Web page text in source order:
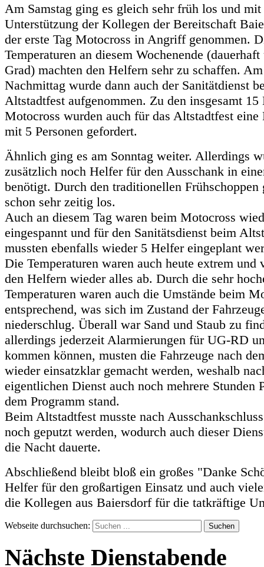
Am Samstag ging es gleich sehr früh los und mit
Unterstützung der Kollegen der Bereitschaft
der erste Tag Motocross in Angriff genommen.
Temperaturen an diesem Wochenende (dauerhaft
Grad) machten den Helfern sehr zu schaffen.
Nachmittag wurde dann auch der Sanitätdienst
Altstadtfest aufgenommen. Zu den insgesamt
Motocross wurden auch für das Altstadtfest eine
mit 5 Personen gefordert.
Ähnlich ging es am Sonntag weiter. Allerdings
zusätzlich noch Helfer für den Ausschank in
benötigt. Durch den traditionellen Frühschoppen
schon sehr zeitig los.
Auch an diesem Tag waren beim Motocross
eingespannt und für den Sanitätsdienst beim
mussten ebenfalls wieder 5 Helfer eingeplant
Die Temperaturen waren auch heute extrem und
den Helfern wieder alles ab. Durch die sehr
Temperaturen waren auch die Umstände beim
entsprechend, was sich im Zustand der
niederschlug. Überall war Sand und Staub zu
allerdings jederzeit Alarmierungen für UG-RD
kommen können, musten die Fahrzeuge nach
wieder einsatzklar gemacht werden, weshalb
eigentlichen Dienst auch noch mehrere Stunden
dem Programm stand.
Beim Altstadtfest musste nach
noch geputzt werden, wodurch auch dieser
die Nacht dauerte.
Abschließend bleibt bloß ein großes "Danke
Helfer für den großartigen Einsatz und auch
die Kollegen aus Baiersdorf für die tatkräftige
Webseite durchsuchen: Suchen
Nächste Dienstabende